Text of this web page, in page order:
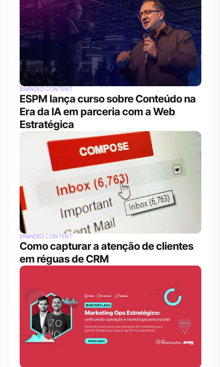
BRANDED CONTENT
ESPM lança curso sobre Conteúdo na
Era da IA em parceria com a Web
Estratégica
BRANDED CONTENT
Como capturar a atenção de clientes
em réguas de CRM